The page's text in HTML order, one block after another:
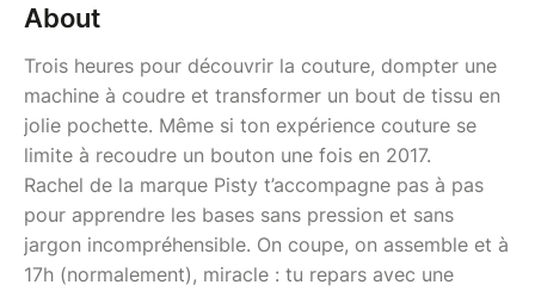
About
Trois heures pour découvrir la couture, dompter une
machine à coudre et transformer un bout de tissu en
jolie pochette. Même si ton expérience couture se
limite à recoudre un bouton une fois en 2017.
Rachel de la marque Pisty t’accompagne pas à pas
pour apprendre les bases sans pression et sans
jargon incompréhensible. On coupe, on assemble et à
17h (normalement), miracle : tu repars avec une